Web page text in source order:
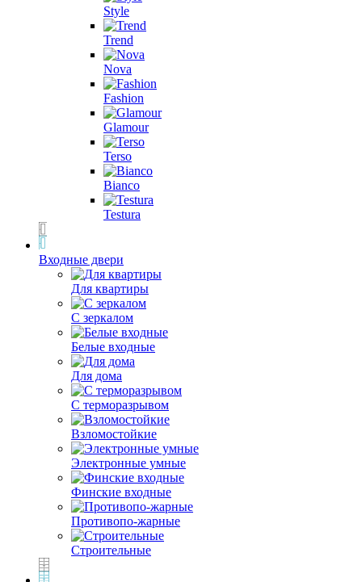
Style
Trend
Nova
Fashion
Glamour
Terso
Bianco
Testura
Входные двери
Для квартиры
С зеркалом
Белые входные
Для дома
С терморазрывом
Взломостойкие
Электронные умные
Финские входные
Противопо-жарные
Строительные